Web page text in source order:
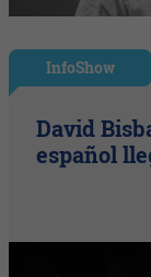
InfoShow
David
español